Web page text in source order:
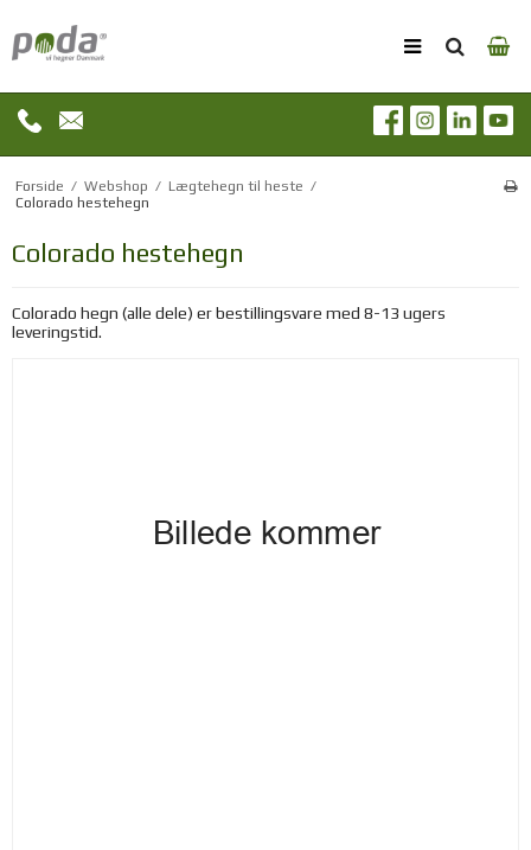
Forside / Webshop / Lægtehegn til heste /
Colorado hestehegn
Colorado hestehegn
Colorado hegn (alle dele) er bestillingsvare med 8-13 ugers
leveringstid.